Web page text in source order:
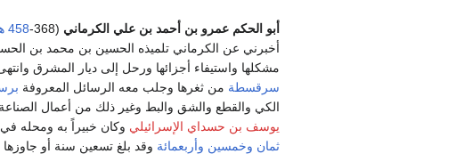
أبو الحكم عمرو بن أحمد بن علي الكرماني (368- 458 هـ
أخبرني عن الكرماني تلميذه الحسين بن محمد بن
مشكلها واستيفاء أجزائها ورحل إلى ديار المشرق
سرقسطة من ثغرها وجلب معه الرسائل المعروفة
الكي والقطع والشق والبط وغير ذلك من أعمال
يوسف بن حسداي الإسرائيلي وكان خبيراً به ومحله
ثمان وخمسين وأربعمائة وقد بلغ تسعين سنة أو جاوزها